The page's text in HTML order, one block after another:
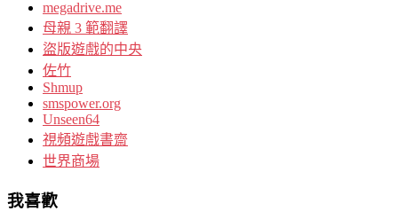
megadrive.me
母親 3 範翻譯
盜版遊戲的中央
佐竹
Shmup
smspower.org
Unseen64
視頻遊戲書齋
世界商場
我喜歡